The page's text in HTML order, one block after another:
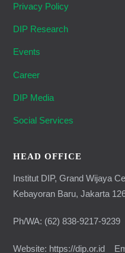
Privacy Policy
DIP Research
Events
Career
DIP Media
Social Services
HEAD OFFICE
Institut DIP, Grand Wijaya
Kebayoran Baru, Jakarta
Ph/WA: (62) 838-9217-9239
Website: https://dip.or.id